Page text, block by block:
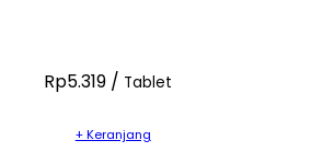
Rp5.319 / Tablet
+ Keranjang